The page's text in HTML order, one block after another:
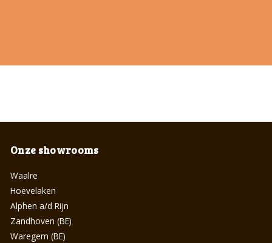
Onze showrooms
Waalre
Hoevelaken
Alphen a/d Rijn
Zandhoven (BE)
Waregem (BE)